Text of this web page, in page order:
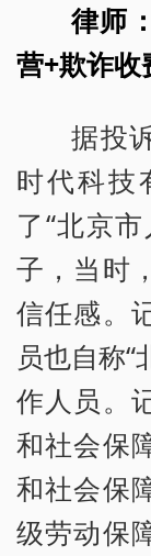
律师
营+欺诈收
据投
时代科技
了“北京
子，当时
信任感。
员也自称
作人员。
和社会保
和社会保
级劳动保